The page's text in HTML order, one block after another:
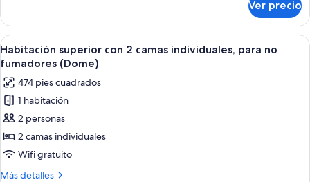
King
Non-
smoking
Side
Comfort
King
Non-
Ver precio
Abrir
todas
las
fotos
de
Habitación
superior
con
2
Habitación de hotel con un ventanal
5
Habitación superior con 2 camas individuales, para no
fumadores (Dome)
474 pies cuadrados
1 habitación
2 personas
2 camas individuales
Wifi gratuito
Más detalles
Más